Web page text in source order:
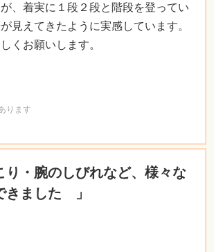
、着実に１段２段と階段を登ってい
見えてきたように実感しています。
くお願いします。
ります
り・腕のしびれなど、様々な
きました 」